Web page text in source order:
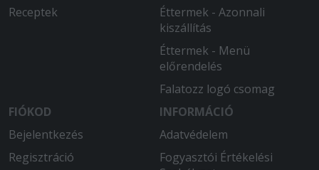
Receptek
Éttermek - Azonnali
kiszállítás
Éttermek - Menü
előrendelés
Falatozz logó csomag
FIÓKOD
Bejelentkezés
Regisztráció
INFORMÁCIÓ
Adatvédelem
Fogyasztói Értékelési